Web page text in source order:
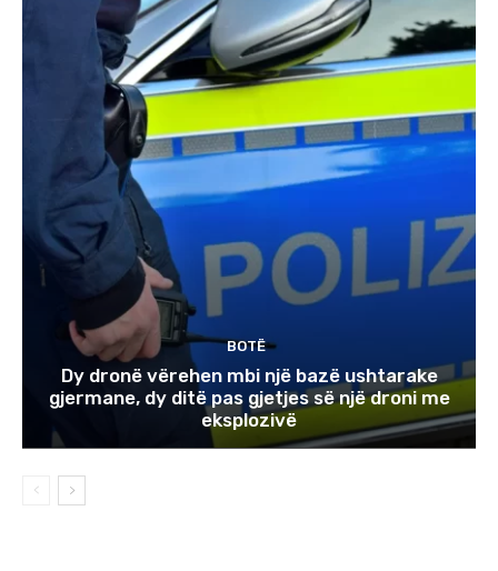
BOTË
Dy dronë vërehen mbi një bazë ushtarake
gjermane, dy ditë pas gjetjes së një droni me
eksplozivë